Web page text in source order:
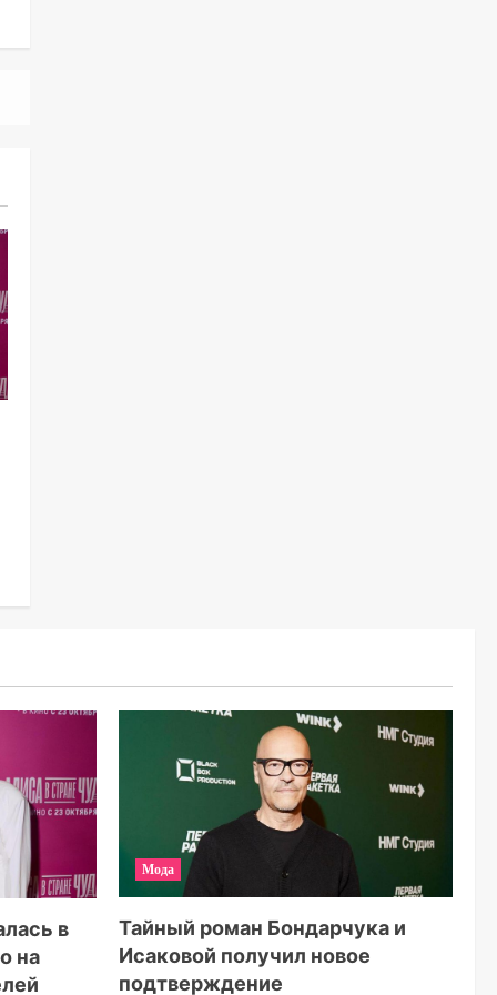
в
на
Мода
Тайный роман Бондарчука и
Исаковой получил новое
подтверждение